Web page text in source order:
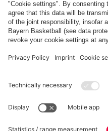
Catégories principales
Plus de catégories